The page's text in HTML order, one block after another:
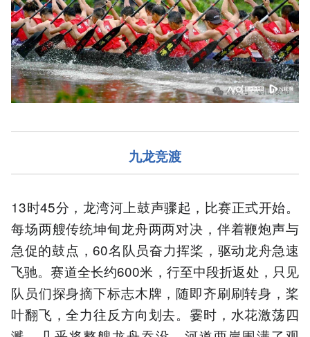
九龙竞渡
13时45分，龙湾河上鼓声骤起，比赛正式开始。
每场两艘传统坤甸龙舟两两对决，伴着鞭炮声与
急促的鼓点，60名队员奋力挥桨，驱动龙舟急速
飞驰。赛道全长约600米，行至中段折返处，只见
队员们探身摘下标志木牌，随即齐刷刷转身，桨
叶翻飞，全力往反方向划去。霎时，水花激荡四